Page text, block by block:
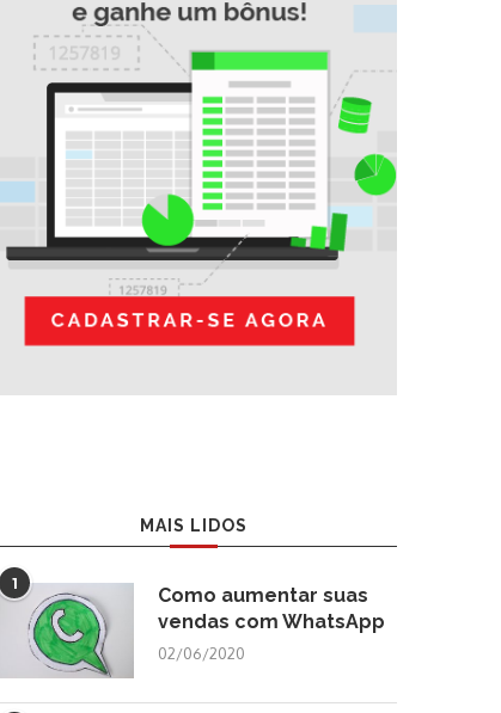
MAIS LIDOS
1
Como aumentar suas
vendas com WhatsApp
02/06/2020